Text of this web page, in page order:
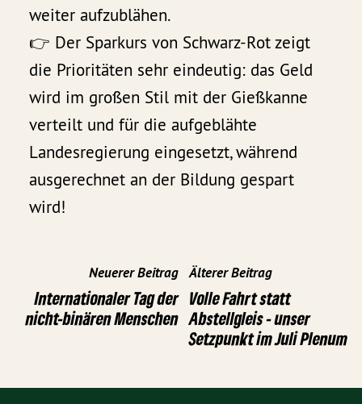
weiter aufzublähen.
👉 Der Sparkurs von Schwarz-Rot zeigt
die Prioritäten sehr eindeutig: das Geld
wird im großen Stil mit der Gießkanne
verteilt und für die aufgeblähte
Landesregierung eingesetzt, während
ausgerechnet an der Bildung gespart
wird!
Neuerer Beitrag
Internationaler Tag der
nicht-binären Menschen
Älterer Beitrag
Volle Fahrt statt
Abstellgleis - unser
Setzpunkt im Juli Plenum